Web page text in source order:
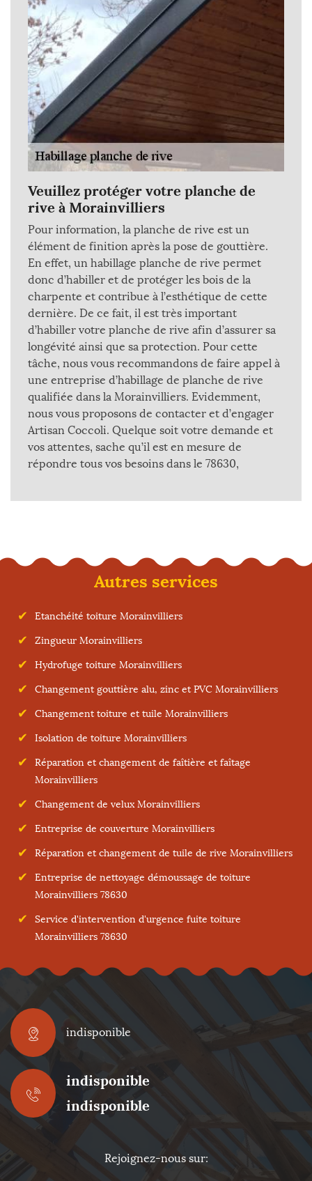
Veuillez protéger votre planche de
rive à Morainvilliers
Pour information, la planche de rive est un
élément de finition après la pose de gouttière.
En effet, un habillage planche de rive permet
donc d’habiller et de protéger les bois de la
charpente et contribue à l’esthétique de cette
dernière. De ce fait, il est très important
d’habiller votre planche de rive afin d’assurer sa
longévité ainsi que sa protection. Pour cette
tâche, nous vous recommandons de faire appel à
une entreprise d’habillage de planche de rive
qualifiée dans la Morainvilliers. Evidemment,
nous vous proposons de contacter et d’engager
Artisan Coccoli. Quelque soit votre demande et
vos attentes, sache qu’il est en mesure de
répondre tous vos besoins dans le 78630,
Autres services
Etanchéité toiture Morainvilliers
Zingueur Morainvilliers
Hydrofuge toiture Morainvilliers
Changement gouttière alu, zinc et PVC Morainvilliers
Changement toiture et tuile Morainvilliers
Isolation de toiture Morainvilliers
Réparation et changement de faîtière et faîtage
Morainvilliers
Changement de velux Morainvilliers
Entreprise de couverture Morainvilliers
Réparation et changement de tuile de rive Morainvilliers
Entreprise de nettoyage démoussage de toiture
Morainvilliers 78630
Service d'intervention d'urgence fuite toiture
Morainvilliers 78630
indisponible
indisponible
indisponible
Rejoignez-nous sur: